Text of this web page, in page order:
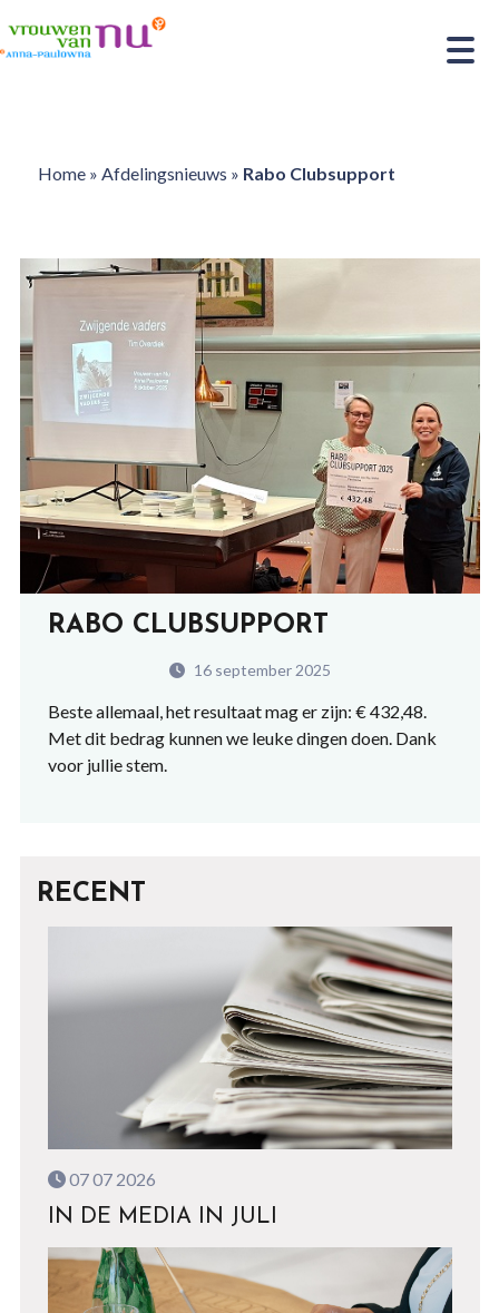
Home» Afdelingsnieuws » Rabo Clubsupport
RABO CLUBSUPPORT
16 september 2025
Beste allemaal, het resultaat mag er zijn: € 432,48.
Met dit bedrag kunnen we leuke dingen doen. Dank
voor jullie stem.
RECENT
07 07 2026
IN DE MEDIA IN JULI